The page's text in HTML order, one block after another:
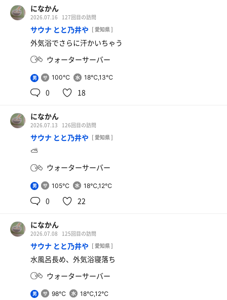
になかん
2026.07.16 127回目の訪問
サウナ とと乃井や [ 愛知県 ]
外気浴でさらに汗かいちゃう
ウォーターサーバー
男 100℃ 18℃,13℃
0 18
になかん
2026.07.13 126回目の訪問
サウナ とと乃井や [ 愛知県 ]
⛅︎
ウォーターサーバー
男 105℃ 18℃,12℃
0 22
になかん
2026.07.08 125回目の訪問
サウナ とと乃井や [ 愛知県 ]
水風呂長め、外気浴寝落ち
ウォーターサーバー
男 98℃ 18℃,12℃